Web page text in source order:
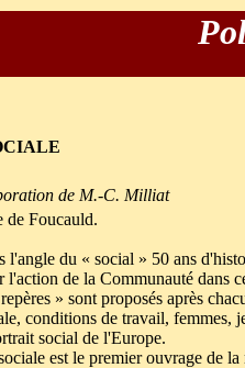
de M.-C. Milliat
de Foucauld.
l'angle du « social » 50 ans
l'action de la Communauté dans
» sont proposés après
conditions de travail, femmes,
social de l'Europe.
est le premier ouvrage de